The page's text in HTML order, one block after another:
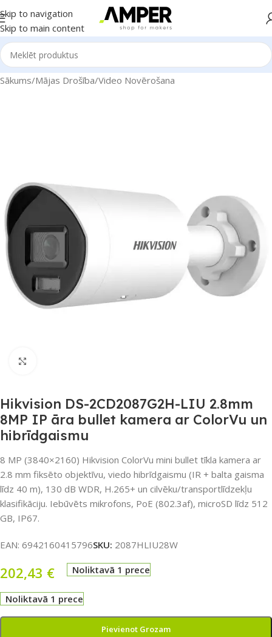
Skip to navigation
Skip to main content
Sākums/Mājas Drošība/Video Novērošana
Hikvision DS-2CD2087G2H-LIU 2.8mm
8MP IP āra bullet kamera ar ColorVu un
hibrīdgaismu
8 MP (3840×2160) Hikvision ColorVu mini bullet tīkla kamera ar
2.8 mm fiksēto objektīvu, viedo hibrīdgaismu (IR + balta gaisma
līdz 40 m), 130 dB WDR, H.265+ un cilvēku/transportlīdzekļu
klasifikāciju. Iebūvēts mikrofons, PoE (802.3af), microSD līdz 512
GB, IP67.
EAN: 6942160415796SKU: 2087HLIU28W
202,43 € Noliktavā 1 prece
Noliktavā 1 prece
Pievienot Grozam